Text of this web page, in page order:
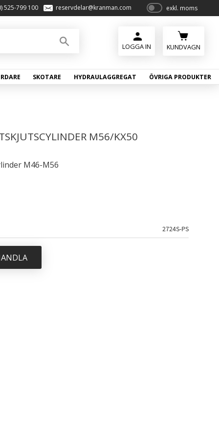
525-799 100 reservdelar@kranman.com
P
e
vi
s
exkl. moms
KUNDVAGN
SKOTARE HYDRAULAGGREGAT ÖVRIGA PRODUKTER
M56/KX50
M46-M56
2724S-PS